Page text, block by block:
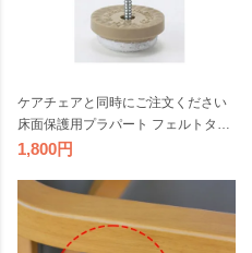
ケアチェアと同時にご注文ください
床面保護用プラパート フェルトタイ
プ 椅子加工 介護チェア 立ち上がり
1,800